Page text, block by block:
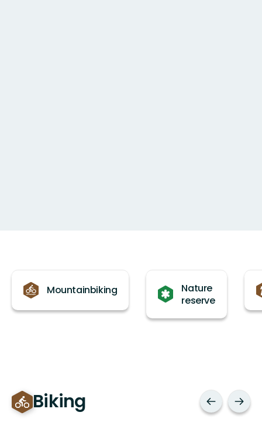
Mountainbiking
Nature
reserve
Biking